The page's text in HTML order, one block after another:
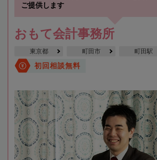
ご提供します
おもて会計事務所
東京都 町田市 町田駅
初回相談無料